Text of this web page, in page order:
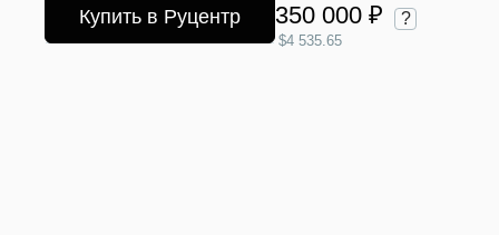
Купить в Руцентр 350 000 ₽ ?
$4 535.65